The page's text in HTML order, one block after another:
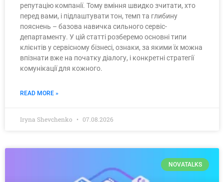
репутацію компанії. Тому вміння швидко зчитати, хто
перед вами, і підлаштувати тон, темп та глибину
пояснень – базова навичка сильного сервіс-
департаменту. У цій статті розберемо основні типи
клієнтів у сервісному бізнесі, ознаки, за якими їх можна
впізнати вже на початку діалогу, і конкретні стратегії
комунікації для кожного.
READ MORE »
Iryna Shevchenko 07.08.2026
NOVATALKS